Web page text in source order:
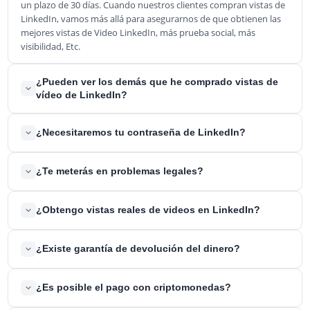
un plazo de 30 días. Cuando nuestros clientes compran vistas de
LinkedIn, vamos más allá para asegurarnos de que obtienen las
mejores vistas de Video LinkedIn, más prueba social, más
visibilidad, Etc.
¿Pueden ver los demás que he comprado vistas de
vídeo de LinkedIn?
No, nadie puede ver de dónde provienen tus vistas de video
nadie lo sabrá. Nosotros te aseguramos el 100% de
¿Necesitaremos tu contraseña de LinkedIn?
No necesitamos tu contraseña para entregar tus vistas LinkedIn.
requeriremos ningún dato sensible para nuestros servicios.
¿Te meterás en problemas legales?
Al decidir comprar los servicios promocionales de vistas de video
preocuparte por problemas legales.
¿Obtengo vistas reales de videos en LinkedIn?
Sí, nuestros paquetes de servicios solo incluyen vistas reales de
plataforma, aumentando tu exposición en LinkedIn.
¿Existe garantía de devolución del dinero?
Si no podemos procesar o cumplir con tu pedido de comprar
¿Es posible el pago con criptomonedas?